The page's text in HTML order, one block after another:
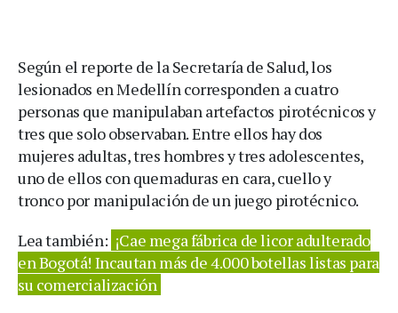
Según el reporte de la Secretaría de Salud, los
lesionados en Medellín corresponden a cuatro
personas que manipulaban artefactos pirotécnicos y
tres que solo observaban. Entre ellos hay dos
mujeres adultas, tres hombres y tres adolescentes,
uno de ellos con quemaduras en cara, cuello y
tronco por manipulación de un juego pirotécnico.
Lea también: ¡Cae mega fábrica de licor adulterado
en Bogotá! Incautan más de 4.000 botellas listas para
su comercialización